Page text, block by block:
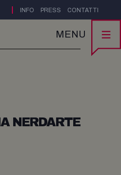
INFO PRESS CONTATTI
MENU
NERDARTE